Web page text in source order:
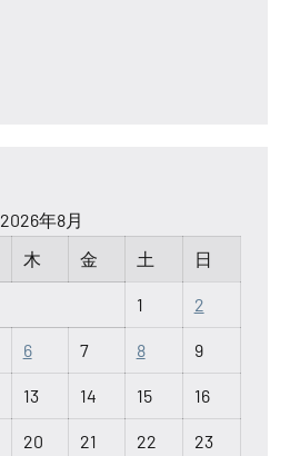
2026年8月
木 金 土 日
1 2
6 7 8 9
13 14 15 16
20 21 22 23